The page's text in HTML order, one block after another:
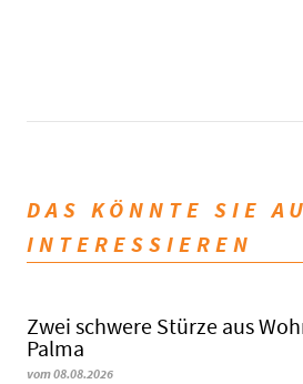
DAS KÖNNTE SIE
INTERESSIEREN
Zwei schwere Stürze aus
Palma
vom 08.08.2026